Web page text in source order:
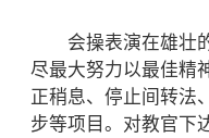
会操表演在雄壮的
尽最大努力以最佳精
正稍息、停止间转法
步等项目。对教官下